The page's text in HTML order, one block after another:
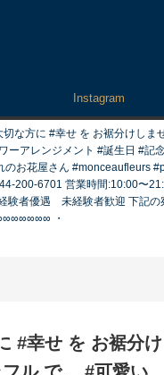
Instagram
切な方に #幸せ を お裾分けし
ーアレンジメント #誕生日 #
れのお花屋さん
200-6701 営業時間
遇 未経験者歓迎 下記の宛
・
#幸せ を お裾分